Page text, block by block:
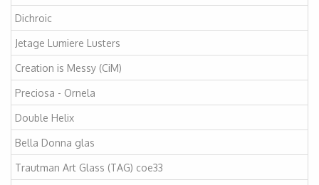
Dichroic
Jetage Lumiere Lusters
Creation is Messy (CiM)
Preciosa - Ornela
Double Helix
Bella Donna glas
Trautman Art Glass (TAG) coe33